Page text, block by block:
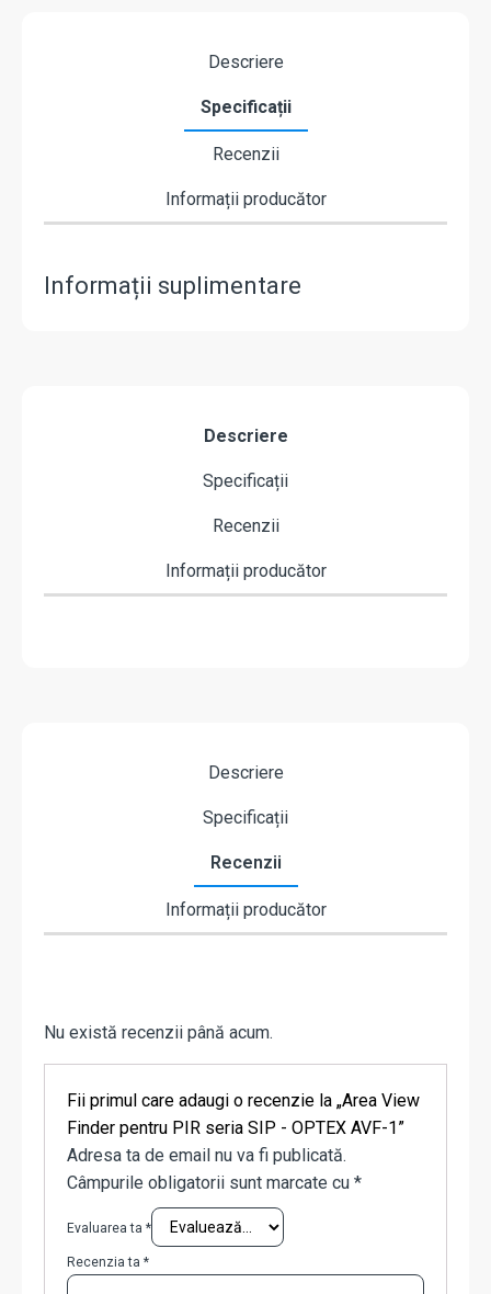
Descriere
Specificații
Recenzii
Informații producător
Informații suplimentare
Descriere
Specificații
Recenzii
Informații producător
Descriere
Specificații
Recenzii
Informații producător
Nu există recenzii până acum.
Fii primul care adaugi o recenzie la „Area View
Finder pentru PIR seria SIP - OPTEX AVF-1”
Adresa ta de email nu va fi publicată.
Câmpurile obligatorii sunt marcate cu *
Evaluarea ta *
Recenzia ta *